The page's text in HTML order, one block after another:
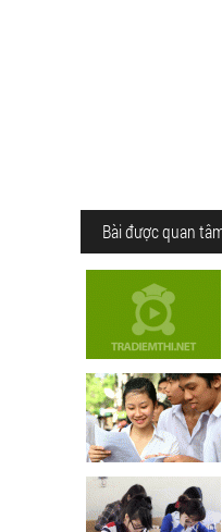
Bài được quan